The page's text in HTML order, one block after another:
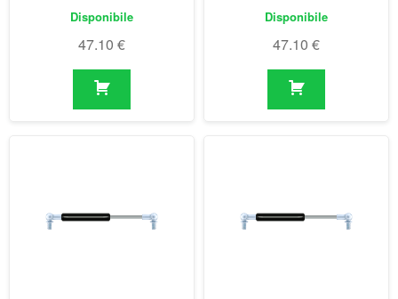
Disponibile
47.10 €
Disponibile
47.10 €